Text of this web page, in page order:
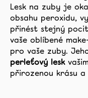
Instagram
Tiktok
Lesk na zuby je
obsahu peroxidu,
přinést stejný
vaše oblíbené
pro vaše zuby.
perleťový lesk
přirozenou krásu